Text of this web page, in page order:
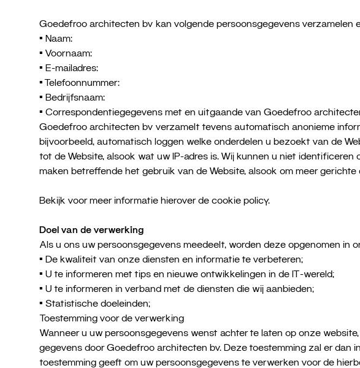
Goedefroo architecten bv kan volgende persoonsgegevens verzamelen
• Naam:
• Voornaam:
• E-mailadres:
• Telefoonnummer:
• Bedrijfsnaam:
• Correspondentiegegevens met en uitgaande van Goedefroo
Goedefroo architecten bv verzamelt tevens automatisch anonieme
bijvoorbeeld, automatisch loggen welke onderdelen u bezoekt van de
tot de Website, alsook wat uw IP-adres is. Wij kunnen u niet
maken betreffende het gebruik van de Website, alsook om meer gerichte
Bekijk voor meer informatie hierover de cookie policy.
Doel van de verwerking
Als u ons uw persoonsgegevens meedeelt, worden deze opgenomen in
• De kwaliteit van onze diensten en informatie te verbeteren;
• U te informeren met tips en nieuwe ontwikkelingen in de IT-wereld;
• U te informeren in verband met de diensten die wij aanbieden;
• Statistische doeleinden;
Toestemming voor de verwerking
Wanneer u uw persoonsgegevens wenst achter te laten op onze
gegevens door Goedefroo architecten bv. Deze toestemming zal er
toestemming geeft om uw persoonsgegevens te verwerken voor de